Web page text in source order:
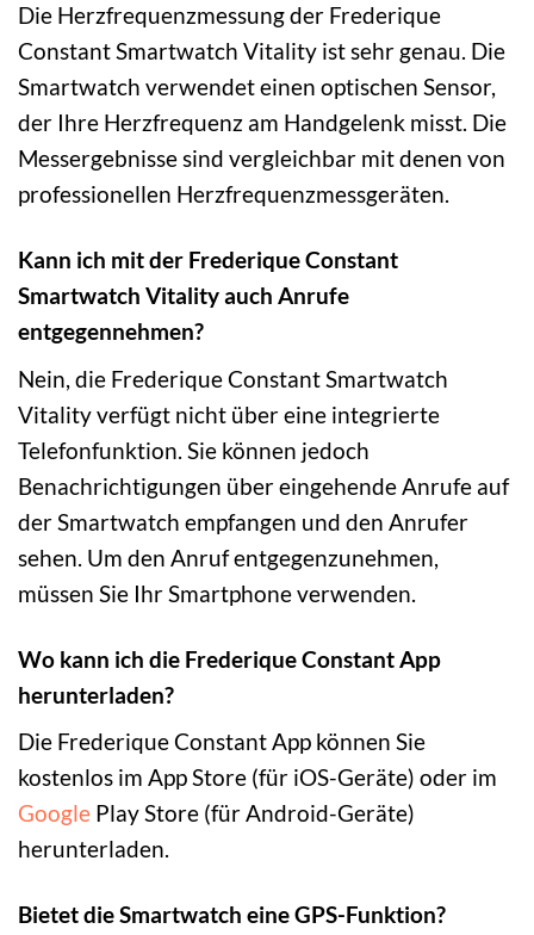
Die Herzfrequenzmessung der Frederique
Constant Smartwatch Vitality ist sehr genau. Die
Smartwatch verwendet einen optischen Sensor,
der Ihre Herzfrequenz am Handgelenk misst. Die
Messergebnisse sind vergleichbar mit denen von
professionellen Herzfrequenzmessgeräten.
Kann ich mit der Frederique Constant
Smartwatch Vitality auch Anrufe
entgegennehmen?
Nein, die Frederique Constant Smartwatch
Vitality verfügt nicht über eine integrierte
Telefonfunktion. Sie können jedoch
Benachrichtigungen über eingehende Anrufe auf
der Smartwatch empfangen und den Anrufer
sehen. Um den Anruf entgegenzunehmen,
müssen Sie Ihr Smartphone verwenden.
Wo kann ich die Frederique Constant App
herunterladen?
Die Frederique Constant App können Sie
kostenlos im App Store (für iOS-Geräte) oder im
Google Play Store (für Android-Geräte)
herunterladen.
Bietet die Smartwatch eine GPS-Funktion?